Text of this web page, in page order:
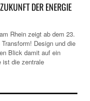
DER ENERGIE
Rhein zeigt ab dem 23.
Design und die
Blick damit auf ein
ist die zentrale